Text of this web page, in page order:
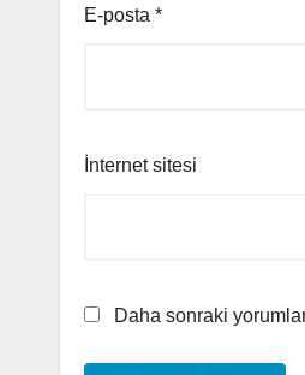
E-posta *
İnternet sitesi
Daha sonraki